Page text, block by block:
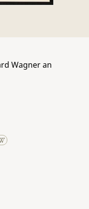
Wagner an